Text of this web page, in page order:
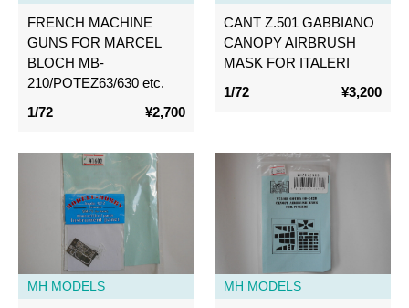
FRENCH MACHINE
GUNS FOR MARCEL
BLOCH MB-
210/POTEZ63/630 etc.
1/72
¥2,700
CANT Z.501 GABBIANO
CANOPY AIRBRUSH
MASK FOR ITALERI
1/72
¥3,200
MH MODELS MH MODELS